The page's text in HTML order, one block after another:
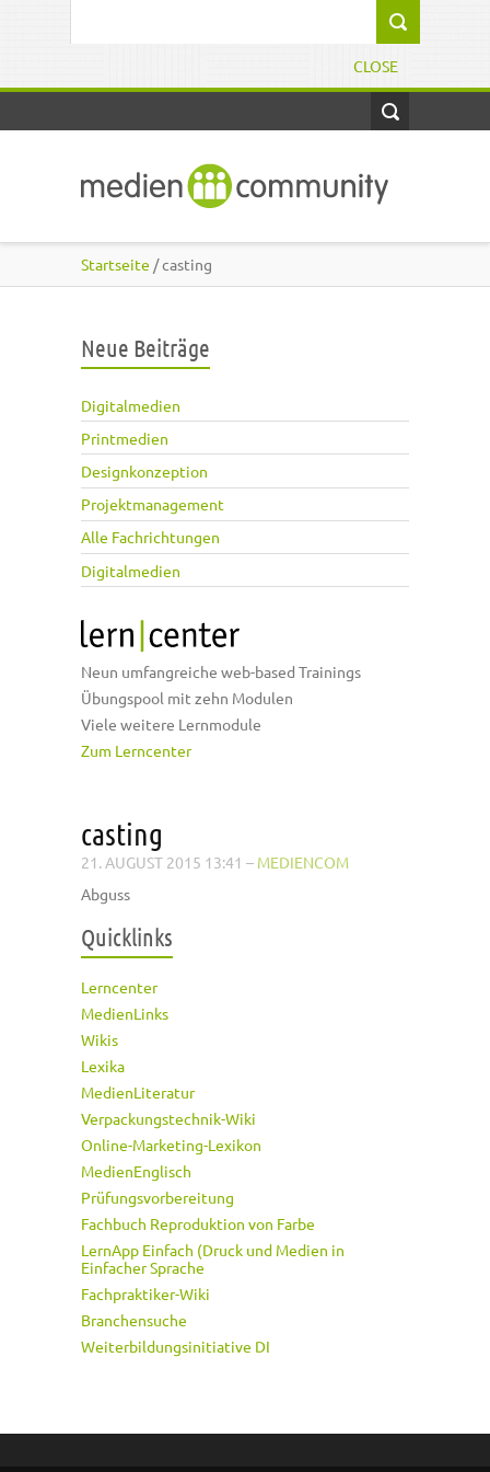
CLOSE
Startseite / casting
Neue Beiträge
Digitalmedien
Printmedien
Designkonzeption
Projektmanagement
Alle Fachrichtungen
Digitalmedien
Neun umfangreiche web-based Trainings
Übungspool mit zehn Modulen
Viele weitere Lernmodule
Zum Lerncenter
casting
21. AUGUST 2015 13:41 – MEDIENCOM
Abguss
Quicklinks
Lerncenter
MedienLinks
Wikis
Lexika
MedienLiteratur
Verpackungstechnik-Wiki
Online-Marketing-Lexikon
MedienEnglisch
Prüfungsvorbereitung
Fachbuch Reproduktion von Farbe
LernApp Einfach (Druck und Medien in
Einfacher Sprache
Fachpraktiker-Wiki
Branchensuche
Weiterbildungsinitiative DI